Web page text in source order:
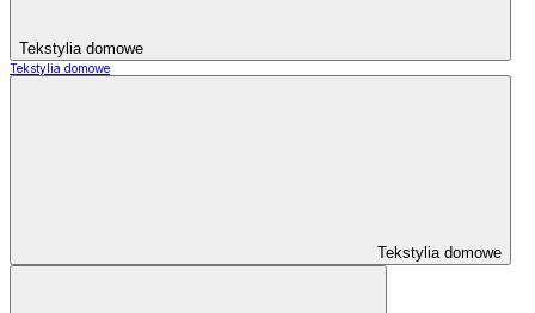
Tekstylia domowe
Tekstylia domowe
Tekstylia domowe